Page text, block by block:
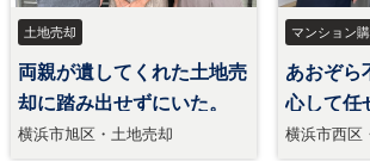
土地売却
両親が遺してくれた土地売
却に踏み出せずにいた。
横浜市旭区・土地売却
マンション
あおぞら
心して任
横浜市西区